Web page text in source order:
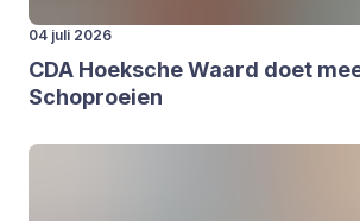
04 juli 2026
CDA Hoek­sche Waard doet
Schop­roei­en